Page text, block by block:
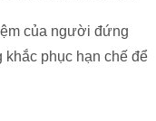
của người đứng
khắc phục hạn chế để